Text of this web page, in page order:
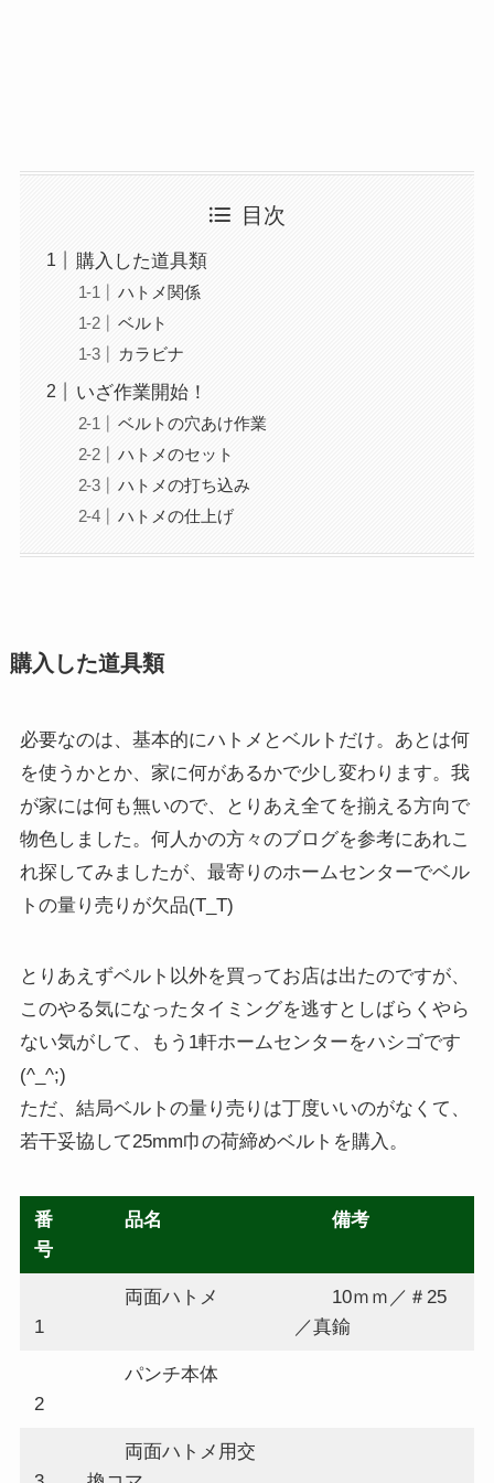
目次
購入した道具類
ハトメ関係
ベルト
カラビナ
いざ作業開始！
ベルトの穴あけ作業
ハトメのセット
ハトメの打ち込み
ハトメの仕上げ
購入した道具類
必要なのは、基本的にハトメとベルトだけ。あとは何
を使うかとか、家に何があるかで少し変わります。我
が家には何も無いので、とりあえ全てを揃える方向で
物色しました。何人かの方々のブログを参考にあれこ
れ探してみましたが、最寄りのホームセンターでベル
トの量り売りが欠品(T_T)
とりあえずベルト以外を買ってお店は出たのですが、
このやる気になったタイミングを逃すとしばらくやら
ない気がして、もう1軒ホームセンターをハシゴです
(^_^;)
ただ、結局ベルトの量り売りは丁度いいのがなくて、
若干妥協して25mm巾の荷締めベルトを購入。
番
号
品名 備考
1
両面ハトメ
10ｍｍ／＃25
／真鍮
2
パンチ本体
両面ハトメ用交